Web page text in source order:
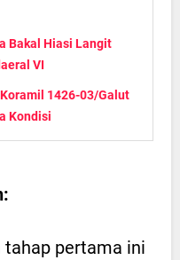
Bakal Hiasi Langit
VI
1426-03/Galut
Kondisi
pertama ini